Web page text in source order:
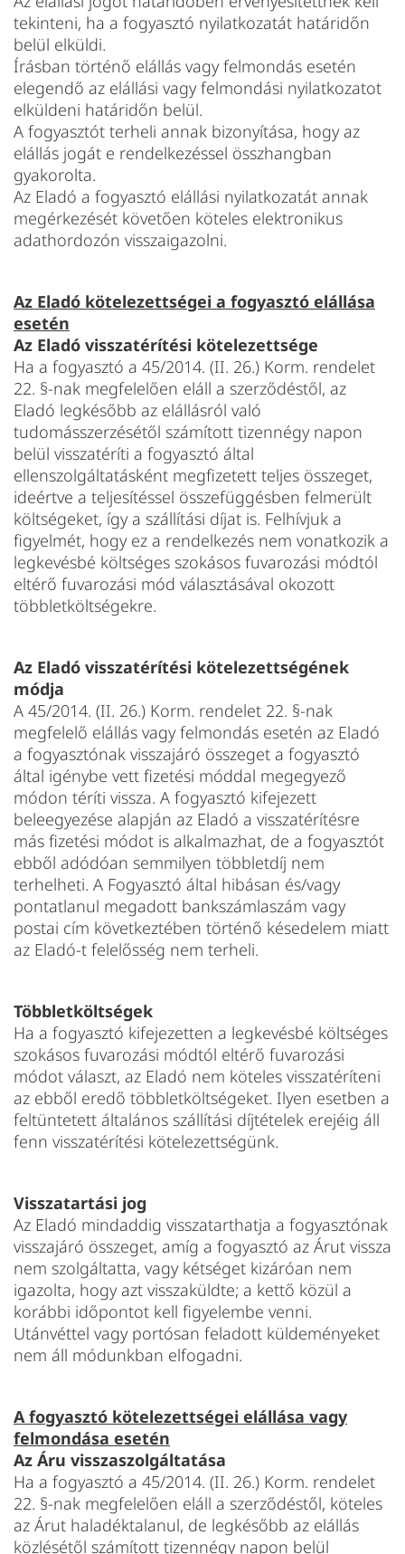
tekinteni, ha a fogyasztó nyilatkozatát határidőn
belül elküldi.
Írásban történő elállás vagy felmondás esetén
elegendő az elállási vagy felmondási nyilatkozatot
elküldeni határidőn belül.
A fogyasztót terheli annak bizonyítása, hogy az
elállás jogát e rendelkezéssel összhangban
gyakorolta.
Az Eladó a fogyasztó elállási nyilatkozatát annak
megérkezését követően köteles elektronikus
adathordozón visszaigazolni.
Az Eladó kötelezettségei a fogyasztó elállása
esetén
Az Eladó visszatérítési kötelezettsége
Ha a fogyasztó a 45/2014. (II. 26.) Korm. rendelet
22. §-nak megfelelően eláll a szerződéstől, az
Eladó legkésőbb az elállásról való
tudomásszerzésétől számított tizennégy napon
belül visszatéríti a fogyasztó által
ellenszolgáltatásként megfizetett teljes összeget,
ideértve a teljesítéssel összefüggésben felmerült
költségeket, így a szállítási díjat is. Felhívjuk a
figyelmét, hogy ez a rendelkezés nem vonatkozik a
legkevésbé költséges szokásos fuvarozási módtól
eltérő fuvarozási mód választásával okozott
többletköltségekre.
Az Eladó visszatérítési kötelezettségének
módja
A 45/2014. (II. 26.) Korm. rendelet 22. §-nak
megfelelő elállás vagy felmondás esetén az Eladó
a fogyasztónak visszajáró összeget a fogyasztó
által igénybe vett fizetési móddal megegyező
módon téríti vissza. A fogyasztó kifejezett
beleegyezése alapján az Eladó a visszatérítésre
más fizetési módot is alkalmazhat, de a fogyasztót
ebből adódóan semmilyen többletdíj nem
terhelheti. A Fogyasztó által hibásan és/vagy
pontatlanul megadott bankszámlaszám vagy
postai cím következtében történő késedelem miatt
az Eladó-t felelősség nem terheli.
Többletköltségek
Ha a fogyasztó kifejezetten a legkevésbé költséges
szokásos fuvarozási módtól eltérő fuvarozási
módot választ, az Eladó nem köteles visszatéríteni
az ebből eredő többletköltségeket. Ilyen esetben a
feltüntetett általános szállítási díjtételek erejéig áll
fenn visszatérítési kötelezettségünk.
Visszatartási jog
Az Eladó mindaddig visszatarthatja a fogyasztónak
visszajáró összeget, amíg a fogyasztó az Árut vissza
nem szolgáltatta, vagy kétséget kizáróan nem
igazolta, hogy azt visszaküldte; a kettő közül a
korábbi időpontot kell figyelembe venni.
Utánvéttel vagy portósan feladott küldeményeket
nem áll módunkban elfogadni.
Afogyasztó kötelezettségei elállása vagy
felmondása esetén
Az Áru visszaszolgáltatása
Ha a fogyasztó a 45/2014. (II. 26.) Korm. rendelet
22. §-nak megfelelően eláll a szerződéstől, köteles
az Árut haladéktalanul, de legkésőbb az elállás
közlésétől számított tizennégy napon belül